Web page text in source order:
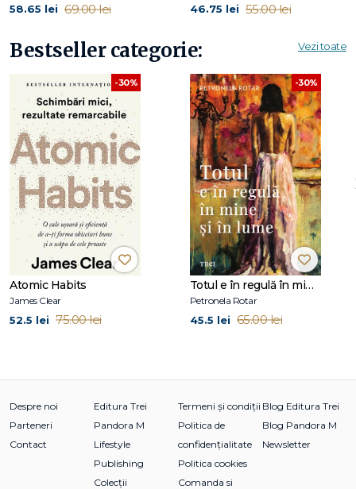
58.65 lei 69.00 lei 46.75 lei 55.00 lei
Bestseller categorie: Vezi toate
-30%
Atomic Habits
James Clear
52.5 lei 75.00 lei
-30%
Totul e în regulă în mine și în lume
Petronela Rotar
45.5 lei 65.00 lei
Despre noi
Parteneri
Contact
Editura Trei
Pandora M
Lifestyle
Publishing
Colecții
Termeni și condiții
Politica de
confidențialitate
Politica cookies
Comanda si
Blog Editura Trei
Blog Pandora M
Newsletter